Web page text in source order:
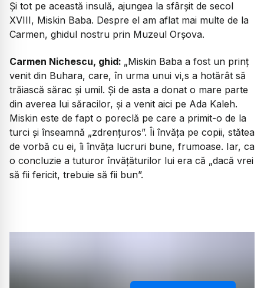
Și tot pe această insulă, ajungea la sfârșit de secol
XVIII, Miskin Baba. Despre el am aflat mai multe de la
Carmen, ghidul nostru prin Muzeul Orșova.
Carmen Nichescu, ghid: „Miskin Baba a fost un prinț
venit din Buhara, care, în urma unui vi,s a hotărât să
trăiască sărac și umil. Și de asta a donat o mare parte
din averea lui săracilor, și a venit aici pe Ada Kaleh.
Miskin este de fapt o poreclă pe care a primit-o de la
turci și înseamnă „zdrențuros”. Îi învăța pe copii, stătea
de vorbă cu ei, îi învăța lucruri bune, frumoase. Iar, ca
o concluzie a tuturor învățăturilor lui era că „dacă vrei
să fii fericit, trebuie să fii bun”.